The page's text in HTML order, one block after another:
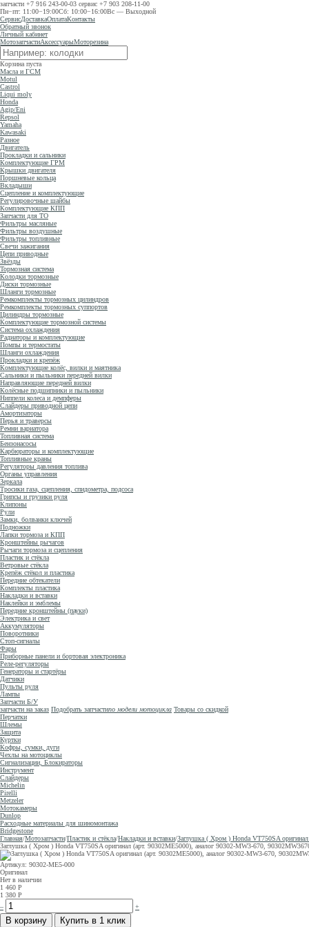
запчасти +7 916 243-00-03 сервис +7 903 208-11-00
Пн−пт: 11:00−19:00Сб: 10:00−16:00Вс — Выходной
СервисДоставкаОплатаКонтакты
Обратный звонок
Личный кабинет
МотозапчастиАксессуарыМоторезина
Корзина пуста
Масла и ГСМ
Motul
Castrol
Liqui moly
Honda
Agip/Eni
Repsol
Yamaha
Kawasaki
Разное
Двигатель
Прокладки и сальники
Комплектующие ГРМ
Крышки двигателя
Поршневые кольца
Вкладыши
Сцепление и комплектующие
Регулировочные шайбы
Комплектующие КПП
Запчасти для ТО
Фильтры масляные
Фильтры воздушные
Фильтры топливные
Свечи зажигания
Цепи приводные
Звёзды
Тормозная система
Колодки тормозные
Диски тормозные
Шланги тормозные
Ремкомплекты тормозных цилиндров
Ремкомплекты тормозных суппортов
Цилиндры тормозные
Комплектующие тормозной системы
Система охлаждения
Радиаторы и комплектующие
Помпы и термостаты
Шланги охлаждения
Прокладки и крепёж
Комплектующие колёс, вилки и маятника
Сальники и пыльники передней вилки
Направляющие передней вилки
Колёсные подшипники и пыльники
Ниппели колеса и демпферы
Слайдеры приводной цепи
Амортизаторы
Перья и траверсы
Ремни вариатора
Топливная система
Бензонасосы
Карбюраторы и комплектующие
Топливные краны
Регуляторы давления топлива
Органы управления
Зеркала
Тросики газа, сцепления, спидометра, подсоса
Грипсы и грузики руля
Клипоны
Рули
Замки, болванки ключей
Подножки
Лапки тормоза и КПП
Кронштейны рычагов
Рычаги тормоза и сцепления
Пластик и стёкла
Ветровые стёкла
Крепёж стёкол и пластика
Передние обтекатели
Комплекты пластика
Накладки и вставки
Наклейки и эмблемы
Передние кронштейны (пауки)
Электрика и свет
Аккумуляторы
Поворотники
Стоп-сигналы
Фары
Приборные панели и бортовая электроника
Реле-регуляторы
Генераторы и стартёры
Датчики
Пульты руля
Лампы
Запчасти Б/У
запчасти на заказ Подобрать запчастипо модели мотоцикла Товары со скидкой
Перчатки
Шлемы
Защита
Куртки
Кофры, сумки, дуги
Чехлы на мотоциклы
Сигнализации, Блокираторы
Инструмент
Слайдеры
Michelin
Pirelli
Metzeler
Мотокамеры
Dunlop
Расходные материалы для шиномонтажа
Bridgestone
Главная/Мотозапчасти/Пластик и стёкла/Накладки и вставки/Заглушка ( Хром ) Honda VT750SA
Заглушка ( Хром ) Honda VT750SA оригинал (арт. 90302ME5000), аналог 90302-MW3-670,
Артикул: 90302-ME5-000
Оригинал
Нет в наличии
1 460 Р
1 380 Р
–
+